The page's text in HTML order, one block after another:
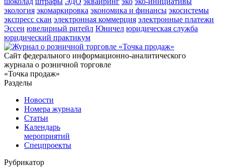
экология экомаркировка экономика и финансы экосистемы
экспресс скан электронная коммерция электронные платежи
Эссен ювелирный ритейл Юничел юридическая служба
юридический практикум
Сайт федерального информационно-аналитического
журнала о розничной торговле
«Точка продаж»
Разделы
Новости
Номера журнала
Статьи
Календарь
мероприятий
Спецпроекты
Рубрикатор